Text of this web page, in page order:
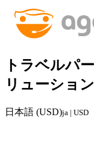
トラベルパ
リューション
日本語 (USD)ja | USD